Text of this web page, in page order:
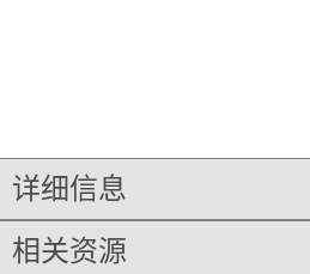
详细信息
相关资源